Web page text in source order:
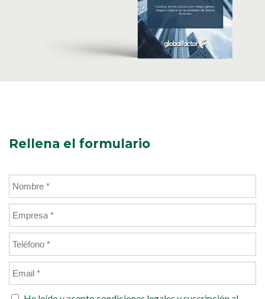
Rellena el formulario